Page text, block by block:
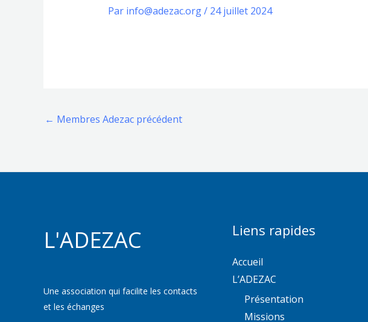
Par info@adezac.org/ 24 juillet 2024
← Membres Adezac précédent
L'ADEZAC
Une association qui facilite les contacts
et les échanges
Liens rapides
Accueil
L’ADEZAC
Présentation
Missions